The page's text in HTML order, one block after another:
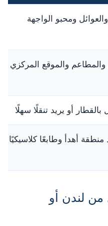
والعوائل ومحبو الواجهة
والمطاعم والموقع المركزي
أو يريد تنقلًا سهلًا
أهدأ وطابعًا كلاسيكيًا
لندن أو